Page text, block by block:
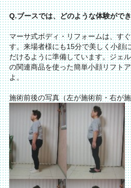
Q.ブースでは、どのような体験がで
マーサ式ボディ・リフォームは、す
す。来場者様にも15分で美しく小顔
だけるように準備しています。ジェ
の関連商品を使った簡単小顔リフト
よ。
施術前後の写真（左が施術前・右が